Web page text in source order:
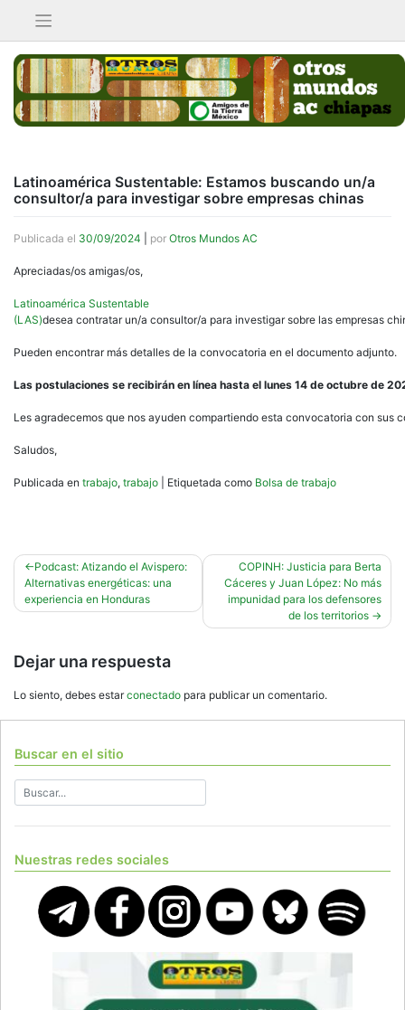
contenido
Latinoamérica Sustentable: Estamos buscando un/a
consultor/a para investigar sobre empresas chinas
Publicada el 30/09/2024 por Otros Mundos AC
Apreciadas/os amigas/os,
Latinoamérica Sustentable
(LAS)desea contratar un/a consultor/a para investigar sobre las empresas
Pueden encontrar más detalles de la convocatoria en el documento adjunto.
Las postulaciones se recibirán en línea hasta el lunes 14 de octubre de
Les agradecemos que nos ayuden compartiendo esta convocatoria con sus
Saludos,
Publicada en trabajo, trabajo Etiquetada como Bolsa de trabajo
Navegación
de
entradas
Podcast: Atizando el Avispero:
Alternativas energéticas: una
experiencia en Honduras
COPINH: Justicia para Berta
Cáceres y Juan López: No más
impunidad para los defensores
de los territorios
Dejar una respuesta
Lo siento, debes estarconectado para publicar un comentario.
Buscar en el sitio
Nuestras redes sociales